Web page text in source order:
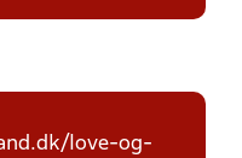
love-og-